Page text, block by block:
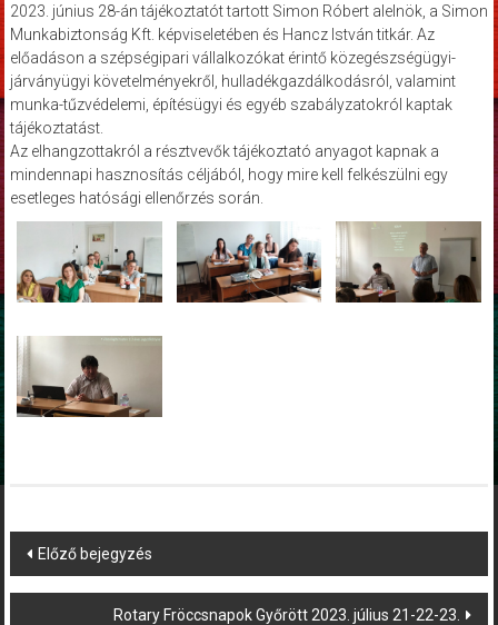
2023. június 28-án tájékoztatót tartott Simon Róbert alelnök, a Simon
Munkabiztonság Kft. képviseletében és Hancz István titkár. Az
előadáson a szépségipari vállalkozókat érintő közegészségügyi-
járványügyi követelményekről, hulladékgazdálkodásról, valamint
munka-tűzvédelemi, építésügyi és egyéb szabályzatokról kaptak
tájékoztatást.
Az elhangzottakról a résztvevők tájékoztató anyagot kapnak a
mindennapi hasznosítás céljából, hogy mire kell felkészülni egy
esetleges hatósági ellenőrzés során.
Post
navigation
Előző bejegyzés
Rotary Fröccsnapok Győrött 2023. július 21-22-23.